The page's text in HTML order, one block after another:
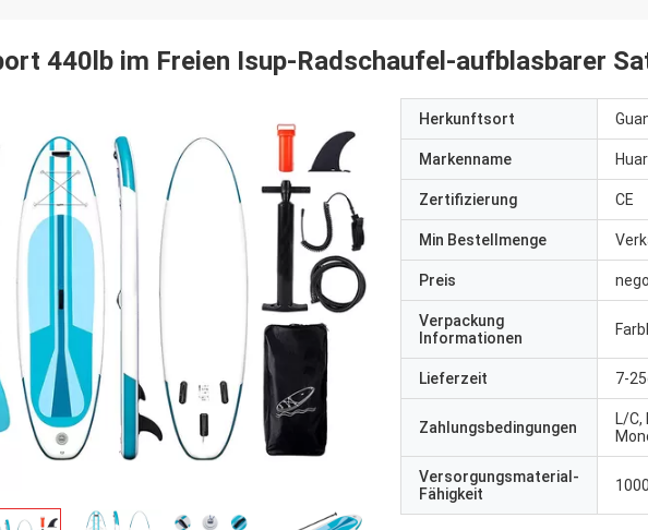
440lb im Freien Isup-Radschaufel-aufblasbarer
Herkunftsort
Markenname
Zertifizierung CE
Min Bestellmenge
Preis
Verpackung
Informationen
Lieferzeit 7-
Zahlungsbedingungen
L/C,
Versorgungsmaterial-
Fähigkeit